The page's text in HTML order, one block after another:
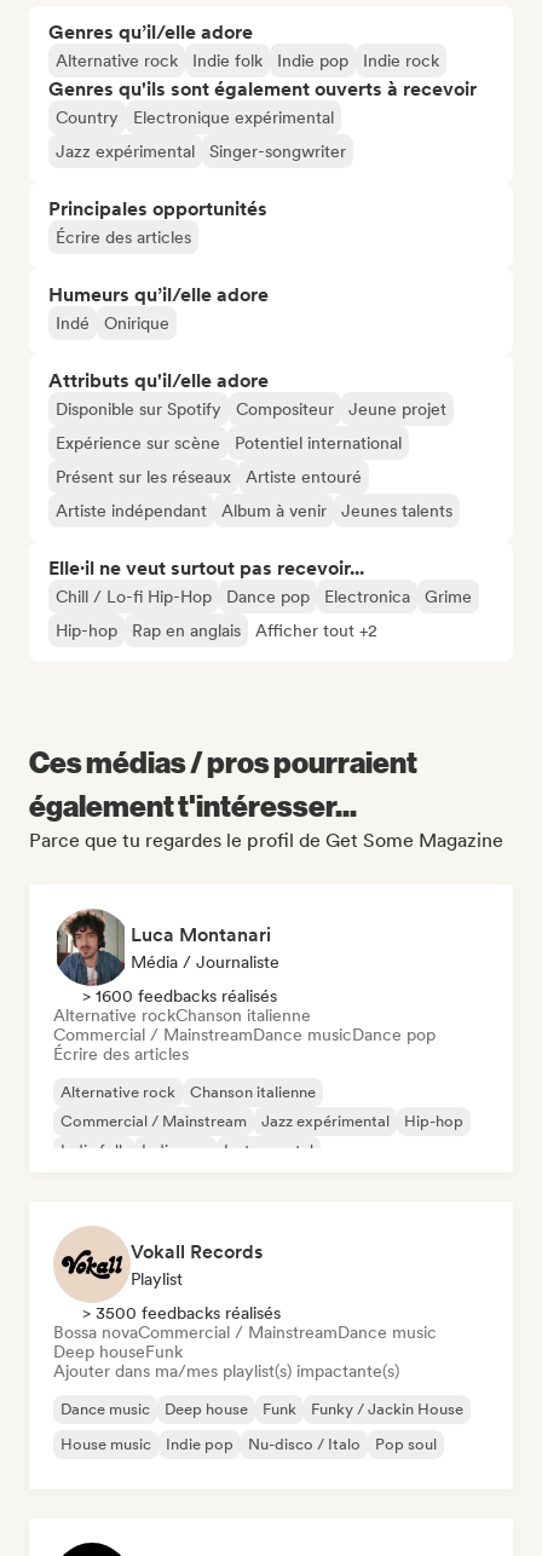
Genres qu’il/elle adore
Alternative rock Indie folk Indie pop Indie rock
Genres qu'ils sont également ouverts à recevoir
Country
Electronique expérimental
Jazz expérimental
Singer-songwriter
Principales opportunités
Écrire des articles
Humeurs qu’il/elle adore
Indé Onirique
Attributs qu'il/elle adore
Disponible sur Spotify Compositeur
Jeune projet
Expérience sur scène
Potentiel international
Présent sur les réseaux
Artiste entouré
Artiste indépendant
Album à venir Jeunes talents
Elle·il ne veut surtout pas recevoir...
Chill / Lo-fi Hip-Hop Dance pop Electronica
Grime
Hip-hop
Rap en anglais Afficher tout +2
Ces médias / pros pourraient
également t'intéresser...
Parce que tu regardes le profil de Get Some Magazine
Luca Montanari
Média / Journaliste
> 1600 feedbacks réalisés
Alternative rockChanson italienne
Commercial / MainstreamDance musicDance pop
Écrire des articles
Alternative rock
Chanson italienne
Commercial / Mainstream
Jazz expérimental
Hip-hop
Indie folk
Indie pop Instrumental
Vokall Records
Playlist
> 3500 feedbacks réalisés
Bossa novaCommercial / MainstreamDance music
Deep houseFunk
Ajouter dans ma/mes playlist(s) impactante(s)
Dance music Deep house Funk
Funky / Jackin House
House music
Indie pop Nu-disco / Italo Pop soul